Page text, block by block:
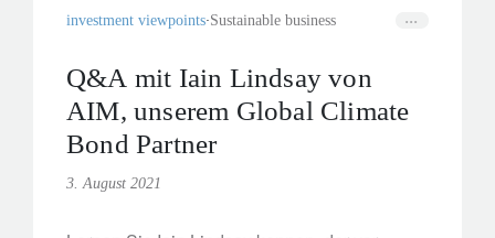
investment viewpoints Sustainable business
Q&A mit Iain Lindsay von
AIM, unserem Global Climate
Bond Partner
3. August 2021